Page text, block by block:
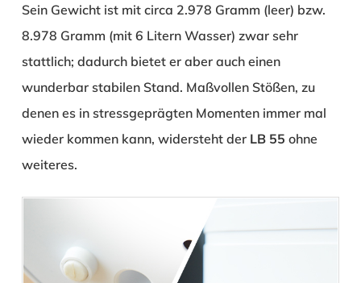
Sein Gewicht ist mit circa 2.978 Gramm (leer) bzw.
8.978 Gramm (mit 6 Litern Wasser) zwar sehr
stattlich; dadurch bietet er aber auch einen
wunderbar stabilen Stand. Maßvollen Stößen, zu
denen es in stressgeprägten Momenten immer mal
wieder kommen kann, widersteht der LB 55 ohne
weiteres.